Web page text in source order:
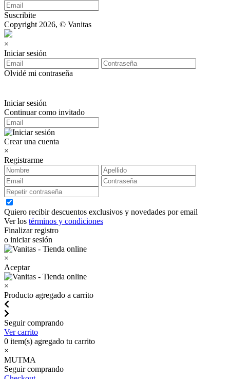
Suscribite
Copyright 2026, © Vanitas
×
Iniciar sesión
Olvidé mi contraseña
Iniciar sesión
Continuar como invitado
Crear una cuenta
×
Registrarme
Quiero recibir descuentos exclusivos y novedades por email
Ver los términos y condiciones
Finalizar registro
o iniciar sesión
×
Aceptar
×
Producto agregado a carrito
Seguir comprando
Ver carrito
0 item(s) agregado tu carrito
×
MUTMA
Seguir comprando